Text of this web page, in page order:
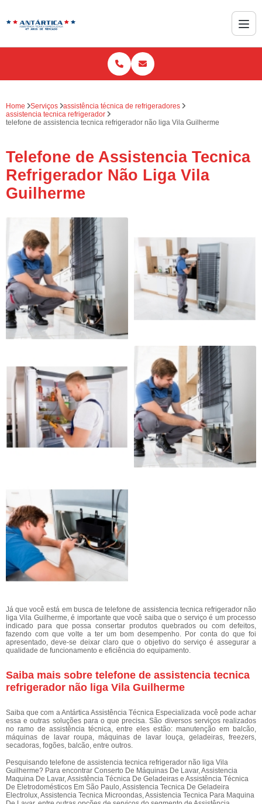
Home Serviços
assistência técnica de refrigeradores
assistencia tecnica refrigerador
telefone de assistencia tecnica refrigerador não liga Vila Guilherme
Telefone de Assistencia Tecnica
Refrigerador Não Liga Vila
Guilherme
Já que você está em busca de telefone de assistencia tecnica refrigerador não
liga Vila Guilherme, é importante que você saiba que o serviço é um processo
indicado para que possa consertar produtos quebrados ou com defeitos,
fazendo com que volte a ter um bom desempenho. Por conta do que foi
apresentado, deve-se deixar claro que o objetivo do serviço é assegurar a
qualidade de funcionamento e eficiência do equipamento.
Saiba mais sobre telefone de assistencia tecnica
refrigerador não liga Vila Guilherme
Saiba que com a Antártica Assistência Técnica Especializada você pode achar
essa e outras soluções para o que precisa. São diversos serviços realizados
no ramo de assistência técnica, entre eles estão: manutenção em balcão,
máquinas de lavar roupa, máquinas de lavar louça, geladeiras, freezers,
secadoras, fogões, balcão, entre outros.
Pesquisando telefone de assistencia tecnica refrigerador não liga Vila
Guilherme? Para encontrar Conserto De Máquinas De Lavar, Assistencia
Maquina De Lavar, Assistência Técnica De Geladeiras e Assistência Técnica
De Eletrodomésticos Em São Paulo, Assistencia Tecnica De Geladeira
Electrolux, Assistencia Tecnica Microondas, Assistencia Tecnica Para Maquina